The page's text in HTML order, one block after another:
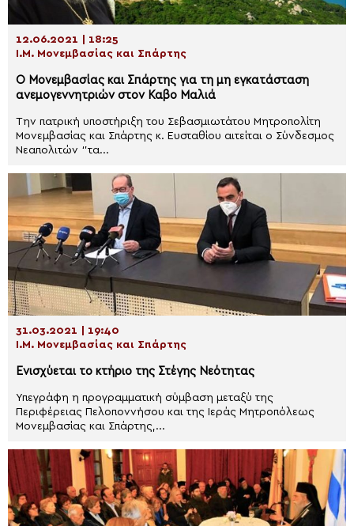
12.06.2021 | 18:25
Ι.Μ. Μονεμβασίας και Σπάρτης
Ο Μονεμβασίας και Σπάρτης για τη μη εγκατάσταση
ανεμογεννητριών στον Καβο Μαλιά
Την πατρική υποστήριξη του Σεβασμιωτάτου Μητροπολίτη
Μονεμβασίας και Σπάρτης κ. Ευσταθίου αιτείται ο Σύνδεσμος
Νεαπολιτών ‘’τα...
31.03.2021 | 19:40
Ι.Μ. Μονεμβασίας και Σπάρτης
Ενισχύεται το κτήριο της Στέγης Νεότητας
Υπεγράφη η προγραμματική σύμβαση μεταξύ της
Περιφέρειας Πελοποννήσου και της Ιεράς Μητροπόλεως
Μονεμβασίας και Σπάρτης,...